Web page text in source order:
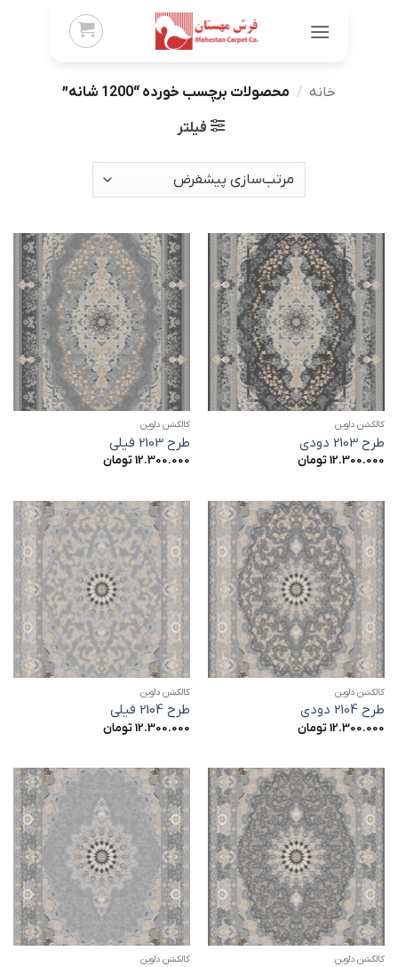
خانه / محصولات برچسب خورده “1200 شانه”
فیلتر
کالکشن دلوین
طرح 2103 دودی
12.300.000تومان
کالکشن دلوین
طرح 2103 فیلی
12.300.000تومان
کالکشن دلوین
طرح 2104 دودی
12.300.000تومان
کالکشن دلوین
طرح 2104 فیلی
12.300.000تومان
کالکشن دلوین کالکشن دلوین